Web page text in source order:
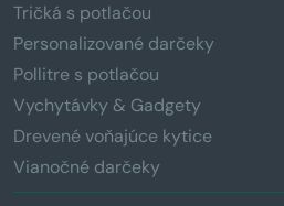
Tričká s potlačou
Personalizované darčeky
Pollitre s potlačou
Vychytávky & Gadgety
Drevené voňajúce kytice
Vianočné darčeky